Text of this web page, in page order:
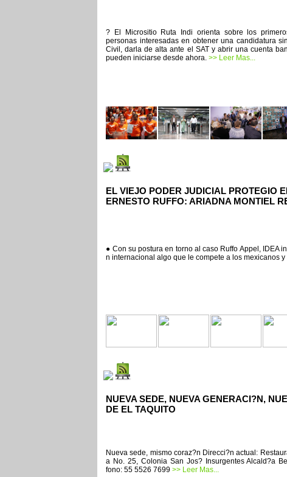
? El Micrositio Ruta Indi orienta sobre los
personas interesadas en obtener una candidatura
Civil, darla de alta ante el SAT y abrir una cuenta
pueden iniciarse desde ahora. >> Leer Mas...
EL VIEJO PODER JUDICIAL PROTEGIO
ERNESTO RUFFO: ARIADNA MONTIEL
● Con su postura en torno al caso Ruffo Appel, IDEA
n internacional algo que le compete a los mexicanos
NUEVA SEDE, NUEVA GENERACI?N,
DE EL TAQUITO
Nueva sede, mismo coraz?n Direcci?n actual:
a No. 25, Colonia San Jos? Insurgentes Alcald?a
fono: 55 5526 7699 >> Leer Mas...